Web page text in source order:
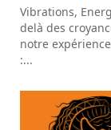
Vibrations,
delà des
notre
:...